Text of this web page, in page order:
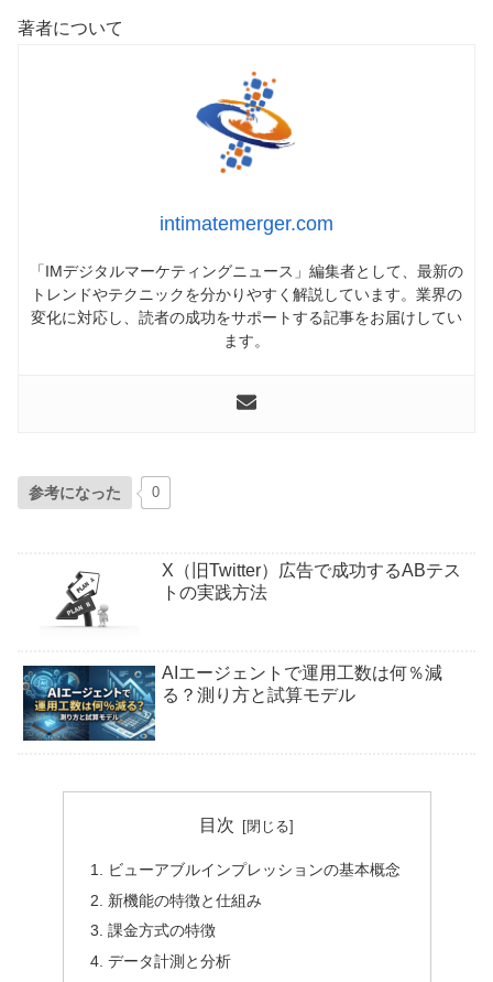
著者について
intimatemerger.com
「IMデジタルマーケティングニュース」編集者として、最新の
トレンドやテクニックを分かりやすく解説しています。業界の
変化に対応し、読者の成功をサポートする記事をお届けしてい
ます。
参考になった 0
X（旧Twitter）広告で成功するABテス
トの実践方法
AIエージェントで運用工数は何％減
る？測り方と試算モデル
目次
ビューアブルインプレッションの基本概念
新機能の特徴と仕組み
課金方式の特徴
データ計測と分析